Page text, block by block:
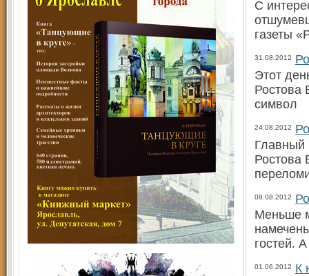
С
газеты
31.08.2012
Этот
Ростова
символ
24.08.2012
Главный
Ростова
08.08.2012
Меньше
гостей.
01.06.2012
К